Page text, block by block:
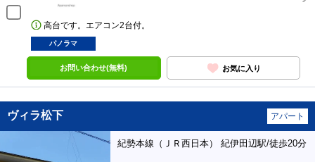
高台です。エアコン2台付。
パノラマ
お問い合わせ(無料) お気に入り
ヴィラ松下 アパート
紀勢本線（ＪＲ西日本） 紀伊田辺駅/徒歩20分